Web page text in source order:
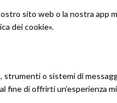
sito web o la nostra app
dei cookie».
o sistemi di
fine di offrirti un’esperienza